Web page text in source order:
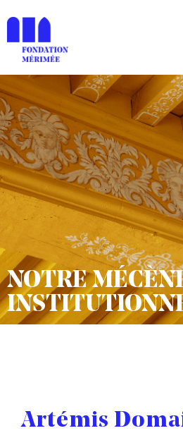
NOTRE
Artémis